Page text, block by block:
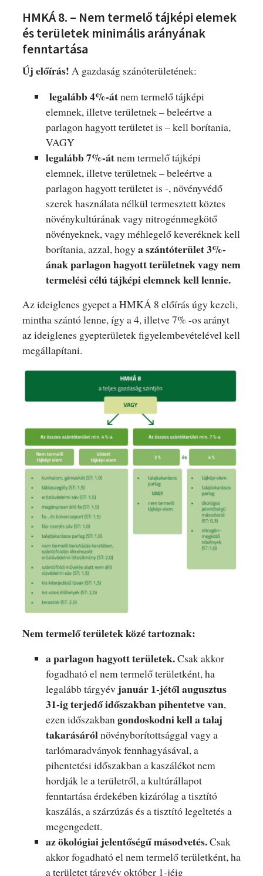
HMKÁ 8. – Nem termelő tájképi elemek
és területek minimális arányának
fenntartása
Új előírás! A gazdaság szánóterületének:
legalább 4%-átnem termelő tájképi
elemnek, illetve területnek – beleértve a
parlagon hagyott területet is – kell borítania,
VAGY
legalább 7%-átnem termelő tájképi
elemnek, illetve területnek – beleértve a
parlagon hagyott területet is -, növényvédő
szerek használata nélkül termesztett köztes
növénykultúrának vagy nitrogénmegkötő
növényeknek, vagy méhlegelő keveréknek kell
borítania, azzal, hogya szántóterület 3%-
ának parlagon hagyott területnek vagy nem
termelési célú tájképi elemnek kell lennie.
Az ideiglenes gyepet a HMKÁ 8 előírás úgy kezeli,
mintha szántó lenne, így a 4, illetve 7% -os arányt
az ideiglenes gyepterületek figyelembevételével kell
megállapítani.
Nem termelő területek közé tartoznak:
a parlagon hagyott területek.Csak akkor
fogadható el nem termelő területként, ha
legalább tárgyév január 1-jétől augusztus
31-ig terjedő időszakban pihentetve van,
ezen időszakbangondoskodni kell a talaj
takarásárólnövényborítottsággal vagy a
tarlómaradványok fennhagyásával, a
pihentetési időszakban a kaszálékot nem
hordják le a területről, a kultúrállapot
fenntartása érdekében kizárólag a tisztító
kaszálás, a szárzúzás és a tisztító legeltetés a
megengedett.
az ökológiai jelentőségű másodvetés.Csak
akkor fogadható el nem termelő területként, ha
a területet tárgyév október 1-jéig